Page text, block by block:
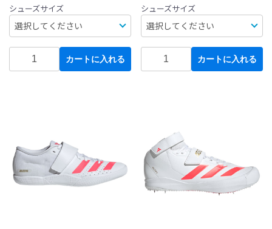
シューズサイズ
カートに入れる
シューズサイズ
カートに入れる